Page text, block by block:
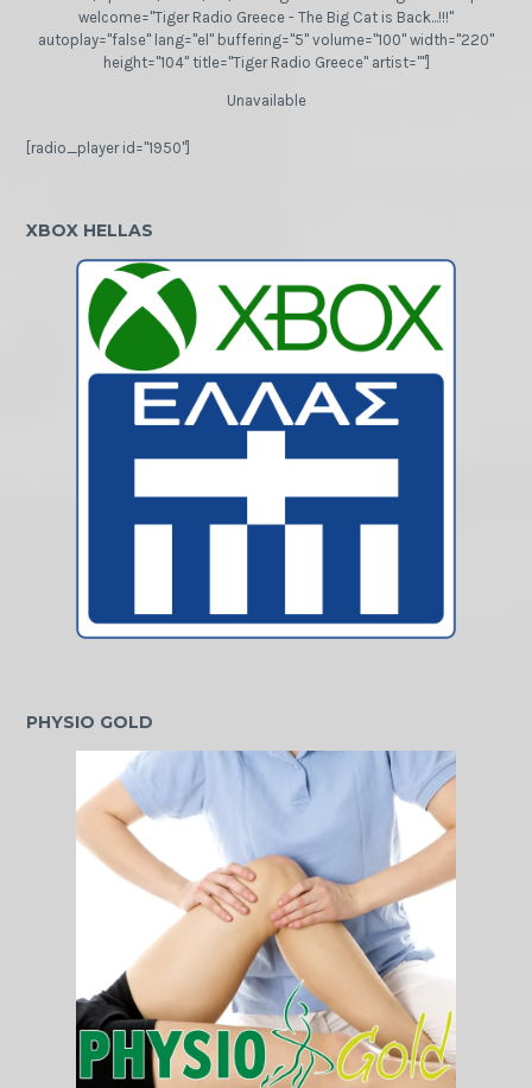
welcome="Tiger Radio Greece - The Big Cat is Back...!!!"
autoplay="false" lang="el" buffering="5" volume="100" width="220"
height="104" title="Tiger Radio Greece" artist=""]
Unavailable
[radio_player id="1950"]
XBOX HELLAS
PHYSIO GOLD